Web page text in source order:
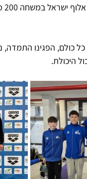
-
כל כולם, הפגינו
היכולת.